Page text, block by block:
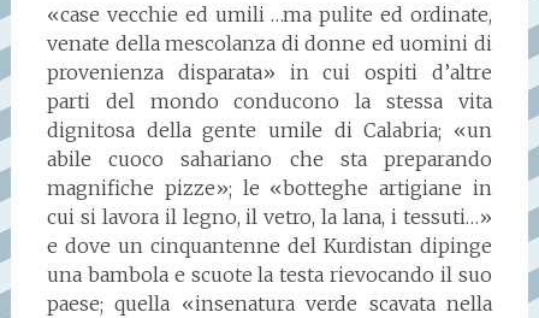
«case vecchie ed umili …ma pulite ed ordinate,
venate della mescolanza di donne ed uomini di
provenienza disparata» in cui ospiti d’altre
parti del mondo conducono la stessa vita
dignitosa della gente umile di Calabria; «un
abile cuoco sahariano che sta preparando
magnifiche pizze»; le «botteghe artigiane in
cui si lavora il legno, il vetro, la lana, i tessuti…»
e dove un cinquantenne del Kurdistan dipinge
una bambola e scuote la testa rievocando il suo
paese; quella «insenatura verde scavata nella